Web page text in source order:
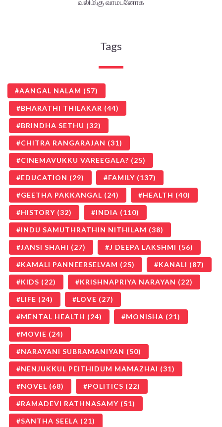
Tags
AANGAL NALAM (57)
BHARATHI THILAKAR (44)
BRINDHA SETHU (32)
CHITRA RANGARAJAN (31)
CINEMAVUKKU VAREEGALA? (25)
EDUCATION (29) FAMILY (137)
GEETHA PAKKANGAL (24) HEALTH (40)
HISTORY (32) INDIA (110)
INDU SAMUTHRATHIN NITHILAM (38)
JANSI SHAHI (27) J DEEPA LAKSHMI (56)
KAMALI PANNEERSELVAM (25) KANALI (87)
KIDS (22) KRISHNAPRIYA NARAYAN (22)
LIFE (24) LOVE (27)
MENTAL HEALTH (24) MONISHA (21)
MOVIE (24)
NARAYANI SUBRAMANIYAN (50)
NENJUKKUL PEITHIDUM MAMAZHAI (31)
NOVEL (68) POLITICS (22)
RAMADEVI RATHNASAMY (51)
SANTHA SEELA (21)